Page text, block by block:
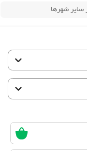
سایر شهرها